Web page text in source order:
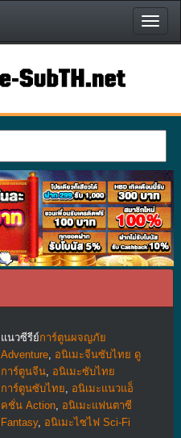
หน้า
แรก
แนวซีรีย์การ์ตูนผจญภัย
Adventure, อนิเมะจีนซับไทย ดู
การ์ตูนจีน, อนิเมะซับไทย
การ์ตูนซับไทย
อนิเมะแนวแอ็
คชั่น Action, อนิเมะแฟนตาซี
Fantasy, อนิเมะไซไฟ Sci-Fi